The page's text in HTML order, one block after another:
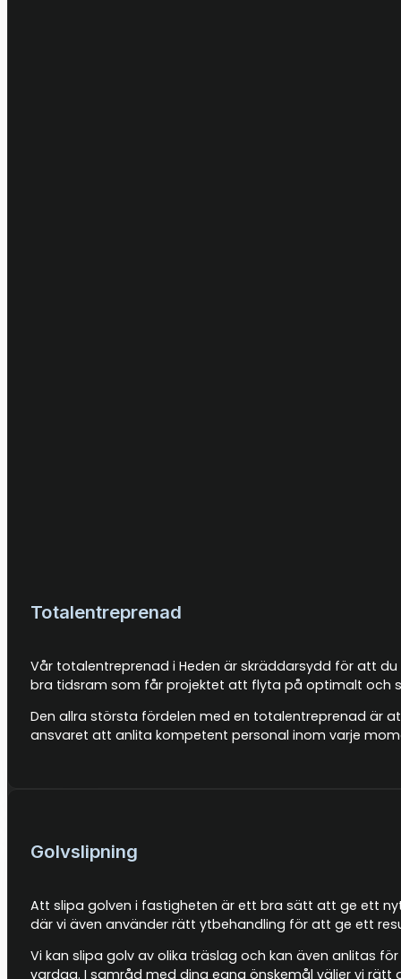
Totalentreprenad
Vår totalentreprenad i Heden är skräddarsydd för att
bra tidsram som får projektet att flyta på optimalt och
Den allra största fördelen med en totalentreprenad är
ansvaret att anlita kompetent personal inom varje
Golvslipning
Att slipa golven i fastigheten är ett bra sätt att ge ett
där vi även använder rätt ytbehandling för att ge ett
Vi kan slipa golv av olika träslag och kan även anlitas
vardag. I samråd med dina egna önskemål väljer vi